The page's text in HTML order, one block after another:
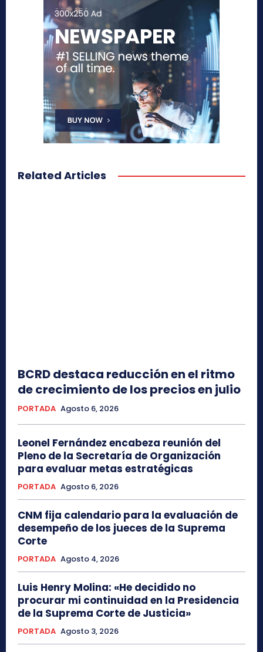
Related Articles
BCRD destaca reducción en el ritmo
de crecimiento de los precios en julio
PORTADA Agosto 6, 2026
Leonel Fernández encabeza reunión del
Pleno de la Secretaría de Organización
para evaluar metas estratégicas
PORTADA Agosto 6, 2026
CNM fija calendario para la evaluación de
desempeño de los jueces de la Suprema
Corte
PORTADA Agosto 4, 2026
Luis Henry Molina: «He decidido no
procurar mi continuidad en la Presidencia
de la Suprema Corte de Justicia»
PORTADA Agosto 3, 2026